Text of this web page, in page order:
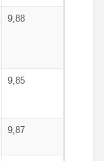
9,88
9,85
9,87